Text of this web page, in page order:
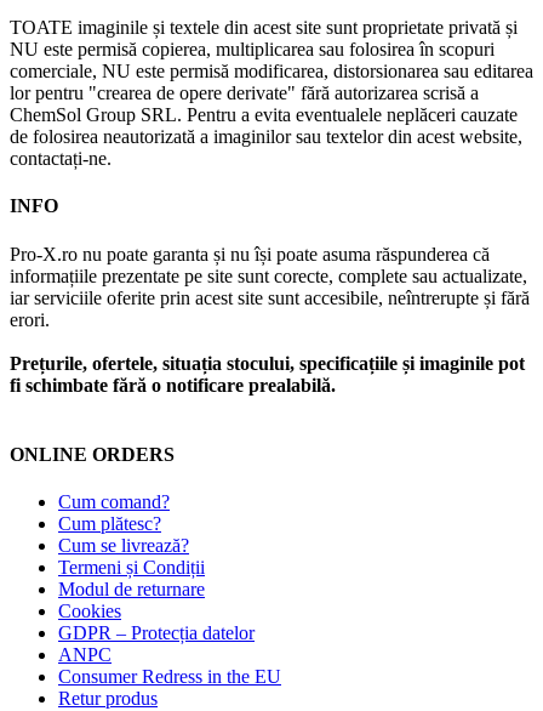
TOATE imaginile și textele din acest site sunt proprietate privată și
NU este permisă copierea, multiplicarea sau folosirea în scopuri
comerciale, NU este permisă modificarea, distorsionarea sau editarea
lor pentru "crearea de opere derivate" fără autorizarea scrisă a
ChemSol Group SRL. Pentru a evita eventualele neplăceri cauzate
de folosirea neautorizată a imaginilor sau textelor din acest website,
contactați-ne.
INFO
Pro-X.ro nu poate garanta și nu își poate asuma răspunderea că
informațiile prezentate pe site sunt corecte, complete sau actualizate,
iar serviciile oferite prin acest site sunt accesibile, neîntrerupte și fără
erori.
Prețurile, ofertele, situația stocului, specificațiile și imaginile pot
fi schimbate fără o notificare prealabilă.
ONLINE ORDERS
Cum comand?
Cum plătesc?
Cum se livrează?
Termeni și Condiții
Modul de returnare
Cookies
GDPR – Protecția datelor
ANPC
Consumer Redress in the EU
Retur produs